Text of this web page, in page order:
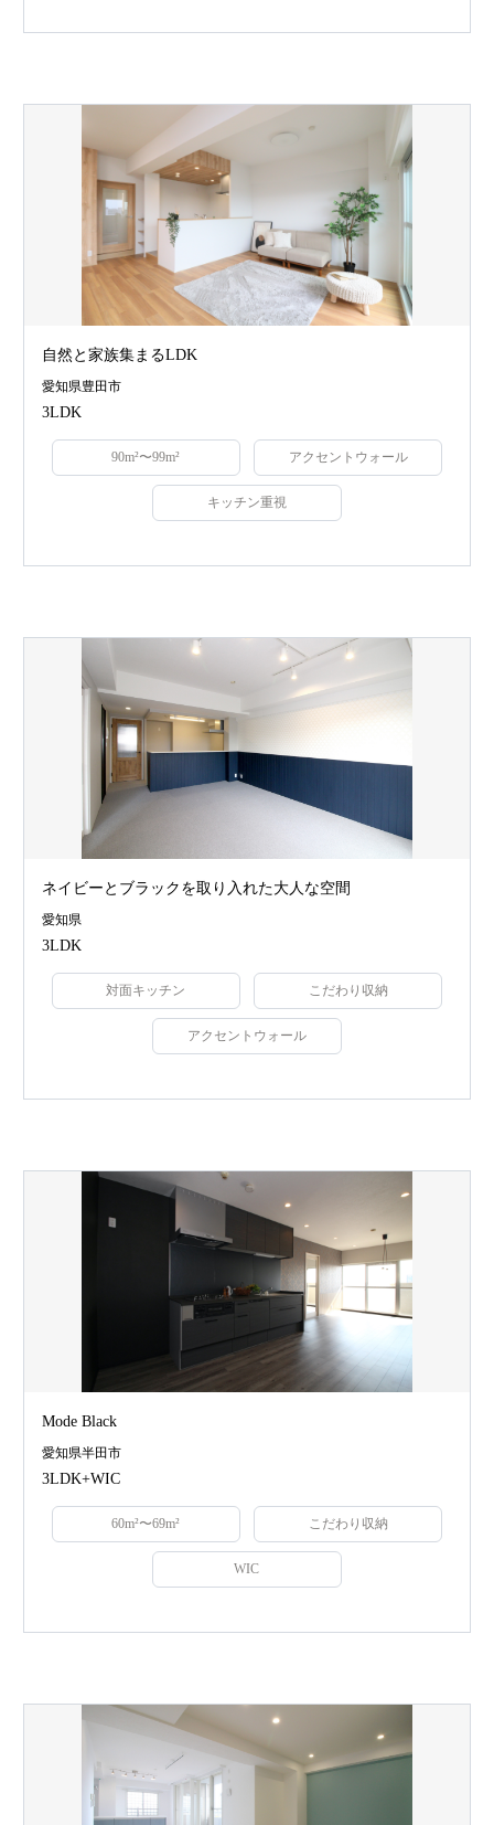
自然と家族集まるLDK
愛知県豊田市
3LDK
90m²〜99m² アクセントウォール
キッチン重視
ネイビーとブラックを取り入れた大人な空間
愛知県
3LDK
対面キッチン こだわり収納
アクセントウォール
Mode Black
愛知県半田市
3LDK+WIC
60m²〜69m² こだわり収納
WIC